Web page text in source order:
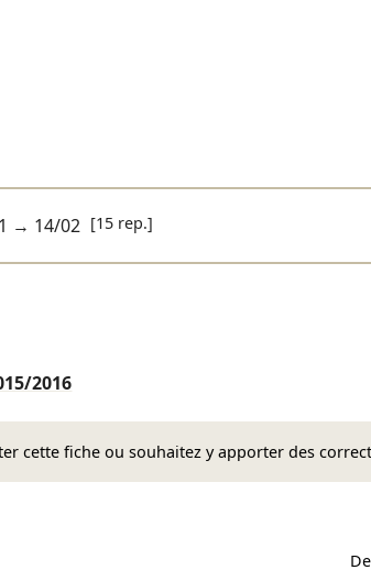
→ 14/02 [15 rep.]
2016
cette fiche ou souhaitez y apporter des